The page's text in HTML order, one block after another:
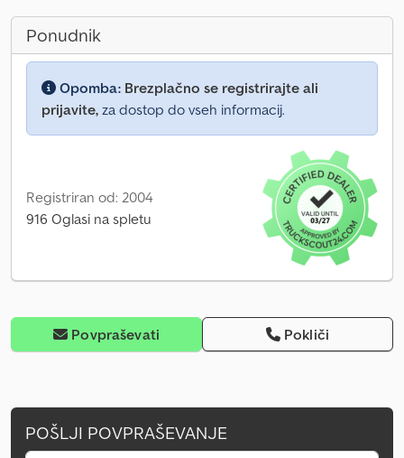
Ponudnik
Opomba: Brezplačno se registrirajte ali
prijavite, za dostop do vseh informacij.
Registriran od: 2004
916 Oglasi na spletu
Povpraševati Pokliči
POŠLJI POVPRAŠEVANJE